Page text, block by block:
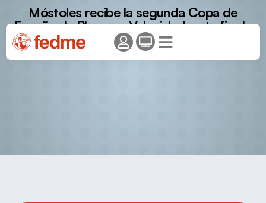
Móstoles recibe la segunda Copa de
España de Bloque y Velocidad, este fin de
semana.